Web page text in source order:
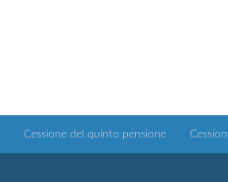
Cessione del quinto pensione